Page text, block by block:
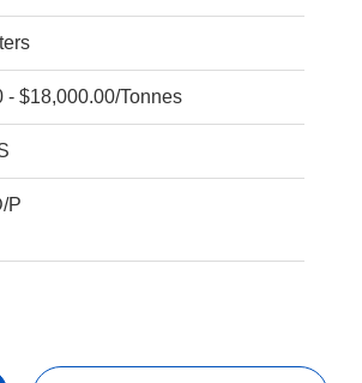
- $18,000.00/Tonnes
P